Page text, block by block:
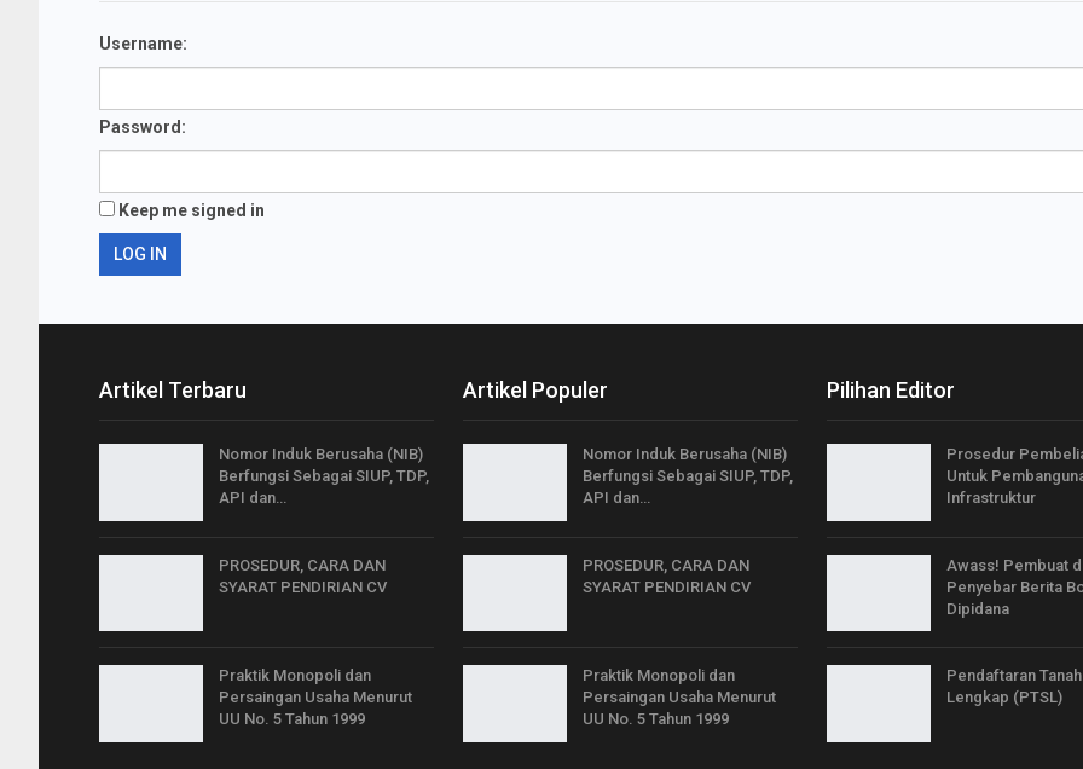
Username:
Password:
Keep me signed in
LOG IN
Artikel Terbaru
Nomor Induk Berusaha (NIB)
Berfungsi Sebagai SIUP, TDP,
API dan…
PROSEDUR, CARA DAN
SYARAT PENDIRIAN CV
Praktik Monopoli dan
Persaingan Usaha Menurut
UU No. 5 Tahun 1999
Artikel Populer
Nomor Induk Berusaha (NIB)
Berfungsi Sebagai SIUP, TDP,
API dan…
PROSEDUR, CARA DAN
SYARAT PENDIRIAN CV
Praktik Monopoli dan
Persaingan Usaha Menurut
UU No. 5 Tahun 1999
Pilihan Editor
Prosedur
Untuk
Infrastruktur
Awass! Pembuat
Penyebar Berita
Dipidana
Pendaftaran
Lengkap (PTSL)